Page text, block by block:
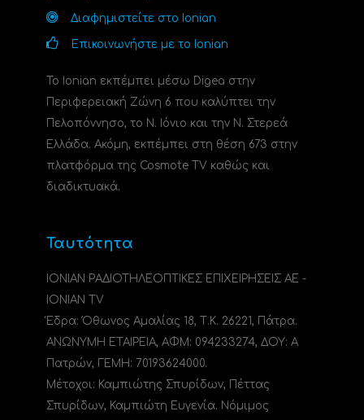
Διαφημιστείτε στο Ionian
Επικοινωνήστε με το Ionian
Το Ionian εκπέμπει μέσω Digea στην
Περιφερειακή Ζώνη 6 που καλύπτει την
Πελοπόννησο, το N. Ιόνιο και την Ν. Στερεά
Ελλάδα. Ακόμη, εκπέμπει στη θέση 673 στην
πλατφόρμα της Cosmote TV καθώς και
διαδικτυακά.
Ταυτότητα
ΙΟΝΙΑΝ ΡΑΔΙΟΤΗΛΕΟΠΤΙΚΕΣ ΕΠΙΧΕΙΡΗΣΕΙΣ ΑΕ -
IONIAN TV
Έδρα: Όθωνος Αμαλίας 18, Τ.Κ. 26221, Πάτρα.
ΑΝΩΝΥΜΗ ΕΤΑΙΡΕΙΑ, ΑΦΜ: 094233274, ΔΟΥ: A
Πατρών, ΓΕΜΗ: 70193624000.
Μέτοχοι: Καμπιώτης Σπυρίδων, Πέττας
Σπυρίδων, Καμπιώτη Ευγενία. Νόμιμος